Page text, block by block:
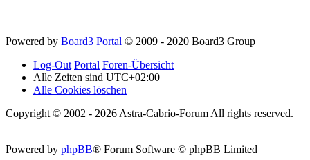
Powered by Board3 Portal © 2009 - 2020 Board3 Group
Log-Out Portal Foren-Übersicht
Alle Zeiten sind UTC+02:00
Alle Cookies löschen
Copyright © 2002 - 2026 Astra-Cabrio-Forum All rights reserved.
Powered by phpBB® Forum Software © phpBB Limited